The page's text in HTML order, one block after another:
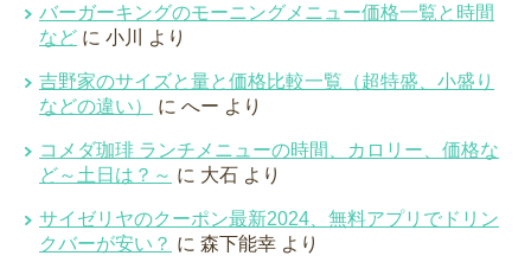
バーガーキングのモーニングメニュー価格一覧と時間
など に 小川 より
吉野家のサイズと量と価格比較一覧（超特盛、小盛り
などの違い）
に へー より
コメダ珈琲 ランチメニューの時間、カロリー、価格な
ど～土日は？～ に 大石 より
サイゼリヤのクーポン最新2024、無料アプリでドリン
クバーが安い？ に 森下能幸 より